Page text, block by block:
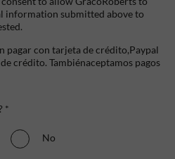
information submitted above to
pagar con tarjeta de crédito,Paypal
crédito. Tambiénaceptamos pagos
*
No